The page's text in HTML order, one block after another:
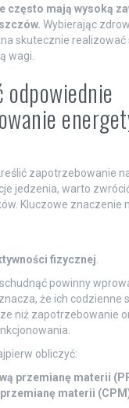
często mają wysoką
Wybierając
skutecznie realizować
wagi.
odpowiednie
zapotrzebowanie
jedzenia, warto
Kluczowe znaczenie
fizycznej
powinny
że ich codzienne
niż zapotrzebowanie
obliczyć:
przemianę materii
materii